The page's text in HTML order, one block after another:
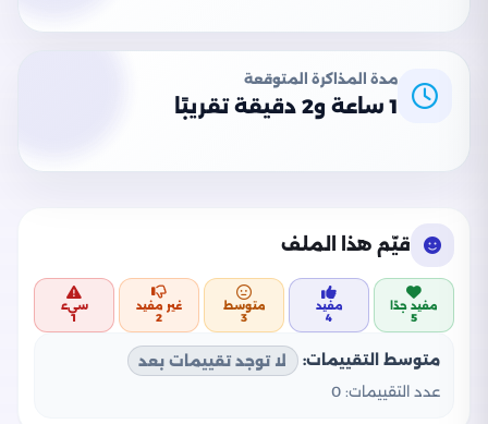
مدة المذاكرة المتوقعة
1 ساعة و2 دقيقة تقريبًا
قيّم هذا الملف
مفيد جدًا
5
مفيد
4
متوسط
3
غير مفيد
2
سيء
1
متوسط التقييمات:
لا توجد تقييمات بعد
عدد التقييمات: 0